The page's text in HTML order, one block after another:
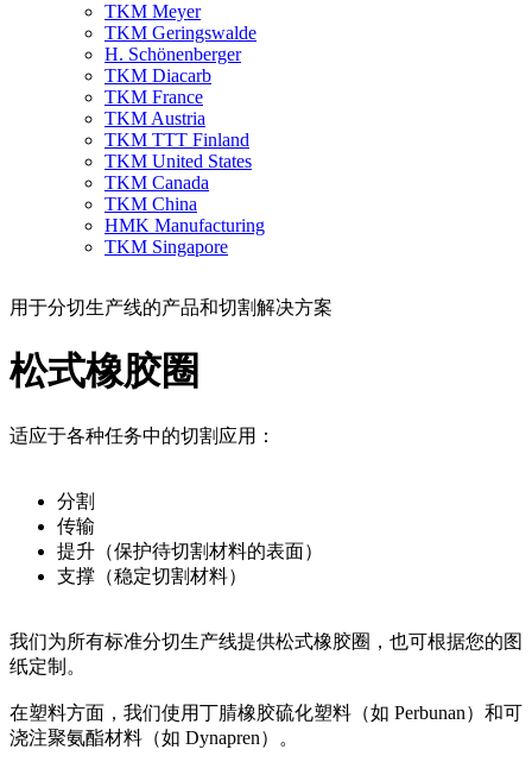
TKM Meyer
TKM Geringswalde
H. Schönenberger
TKM Diacarb
TKM France
TKM Austria
TKM TTT Finland
TKM United States
TKM Canada
TKM China
HMK Manufacturing
TKM Singapore
用于分切生产线的产品和切割解决方案
松式橡胶圈
适应于各种任务中的切割应用：
分割
传输
提升（保护待切割材料的表面）
支撑（稳定切割材料）
我们为所有标准分切生产线提供松式橡胶圈，也可根据您的图
纸定制。
在塑料方面，我们使用丁腈橡胶硫化塑料（如 Perbunan）和可
浇注聚氨酯材料（如 Dynapren）。